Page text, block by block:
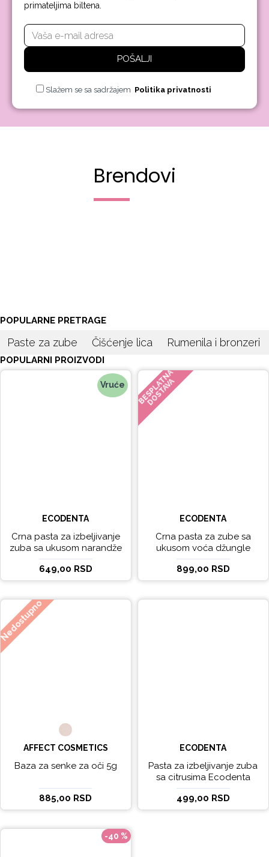
primateljima biltena.
POŠALJI
Slažem se sa sadržajem Politika privatnosti
Brendovi
POPULARNE PRETRAGE
Paste za zube Čišćenje lica Rumenila i bronzeri
POPULARNI PROIZVODI
Vruće
ECODENTA
Crna pasta za izbeljivanje
zuba sa ukusom narandže
Ecodenta 100 ml
649,00 RSD
BESPLATNA
DOSTAVA
ECODENTA
Crna pasta za zube sa
ukusom voća džungle
Ecodenta 75 ml
899,00 RSD
AFFECT COSMETICS
Baza za senke za oči 5g
885,00 RSD
ECODENTA
Pasta za izbeljivanje zuba
sa citrusima Ecodenta
EXPERT LINE EXCEPTIONAL
WHITENING 100ml
499,00 RSD
-40 %